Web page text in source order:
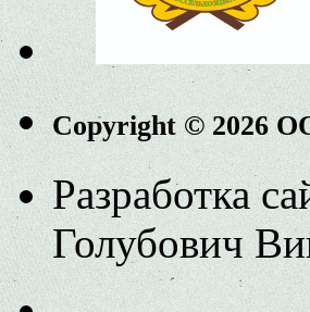
Copyright © 2026
Разработка
Голубович